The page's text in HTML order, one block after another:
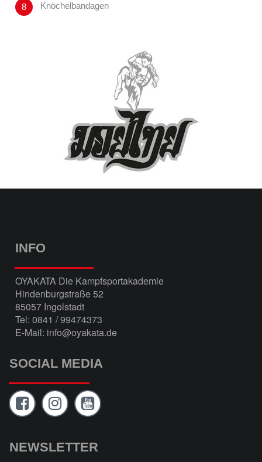
Knöchelbandagen
INFO
OYAKATA Die Kampfsportakademie
Hindenburgstraße 52
85057 Ingolstadt
Tel: 0841 / 99474373
E-Mail: info@oyakata.de
SOCIAL MEDIA
NEWSLETTER